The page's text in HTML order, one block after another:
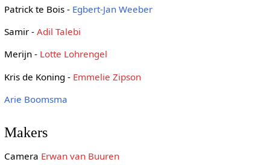
Patrick te Bois - Egbert-Jan Weeber
Samir - Adil Talebi
Merijn - Lotte Lohrengel
Kris de Koning - Emmelie Zipson
Arie Boomsma
Makers
Camera Erwan van Buuren